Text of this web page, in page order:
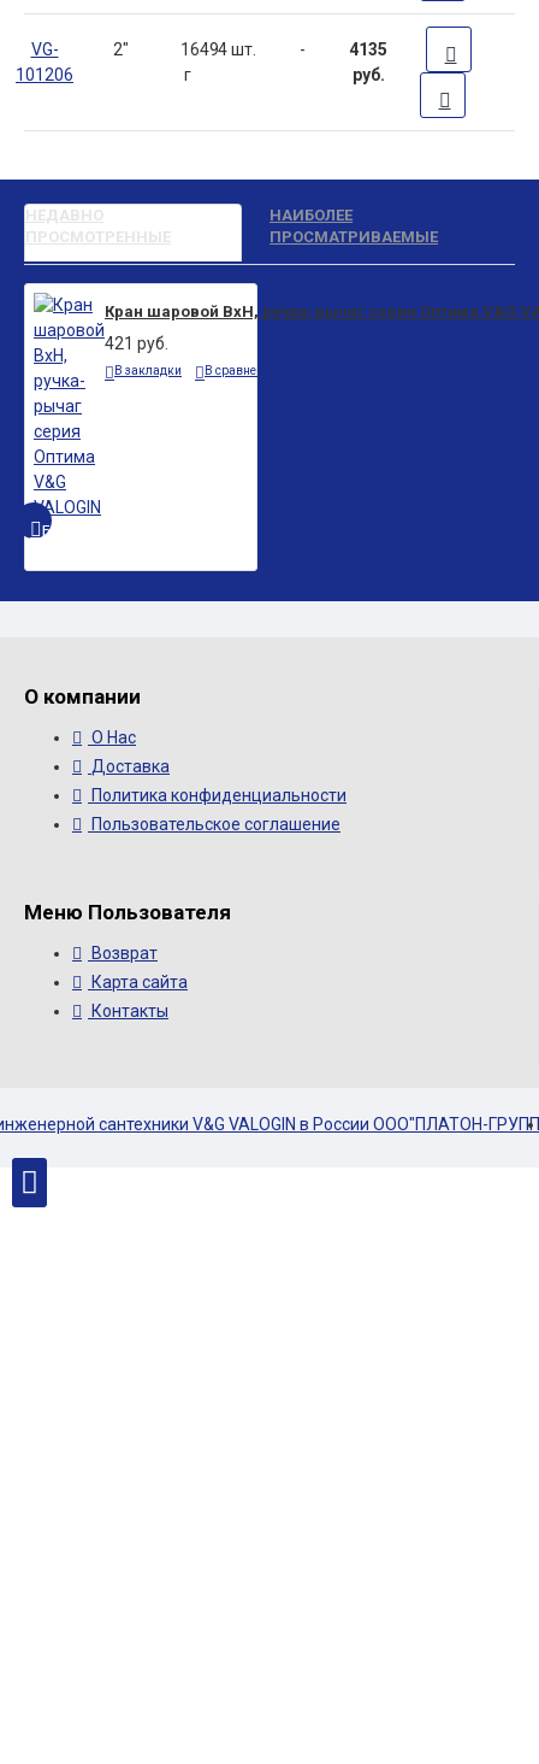
VG-
101206
2"
1649
г
4 шт. -
4135
руб.
НЕДАВНО
ПРОСМОТРЕННЫЕ
НАИБОЛЕЕ
ПРОСМАТРИВАЕМЫЕ
БЫСТРЫЙ ПРОСМОТР
Кран шаровой ВxН, ручка-рычаг серия Оптима V&G
421 руб.
В закладки В сравнение
О компании
О Нас
Доставка
Политика конфиденциальности
Пользовательское соглашение
Меню Пользователя
Возврат
Карта сайта
Контакты
сантехники V&G VALOGIN в России ООО"ПЛАТОН-ГРУПП"ㅤㅤㅤㅤㅤㅤㅤㅤㅤ